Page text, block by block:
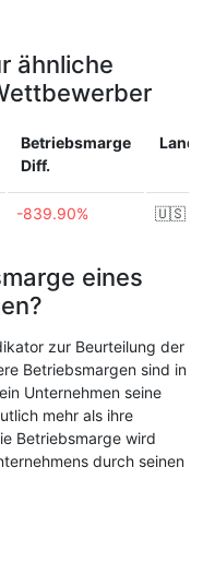
ähnliche
Betriebsmarge
Diff.
Land
-839.90% 🇺🇸
eines
zur Beurteilung der
Betriebsmargen sind in
Unternehmen seine
mehr als ihre
Betriebsmarge wird
durch seinen